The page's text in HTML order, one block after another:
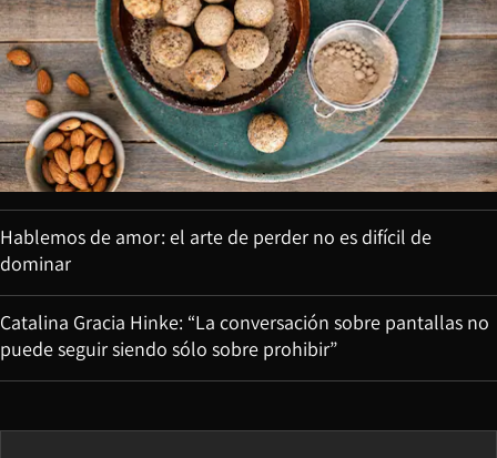
Hablemos de amor: el arte de perder no es difícil de
dominar
Catalina Gracia Hinke: “La conversación sobre pantallas no
puede seguir siendo sólo sobre prohibir”